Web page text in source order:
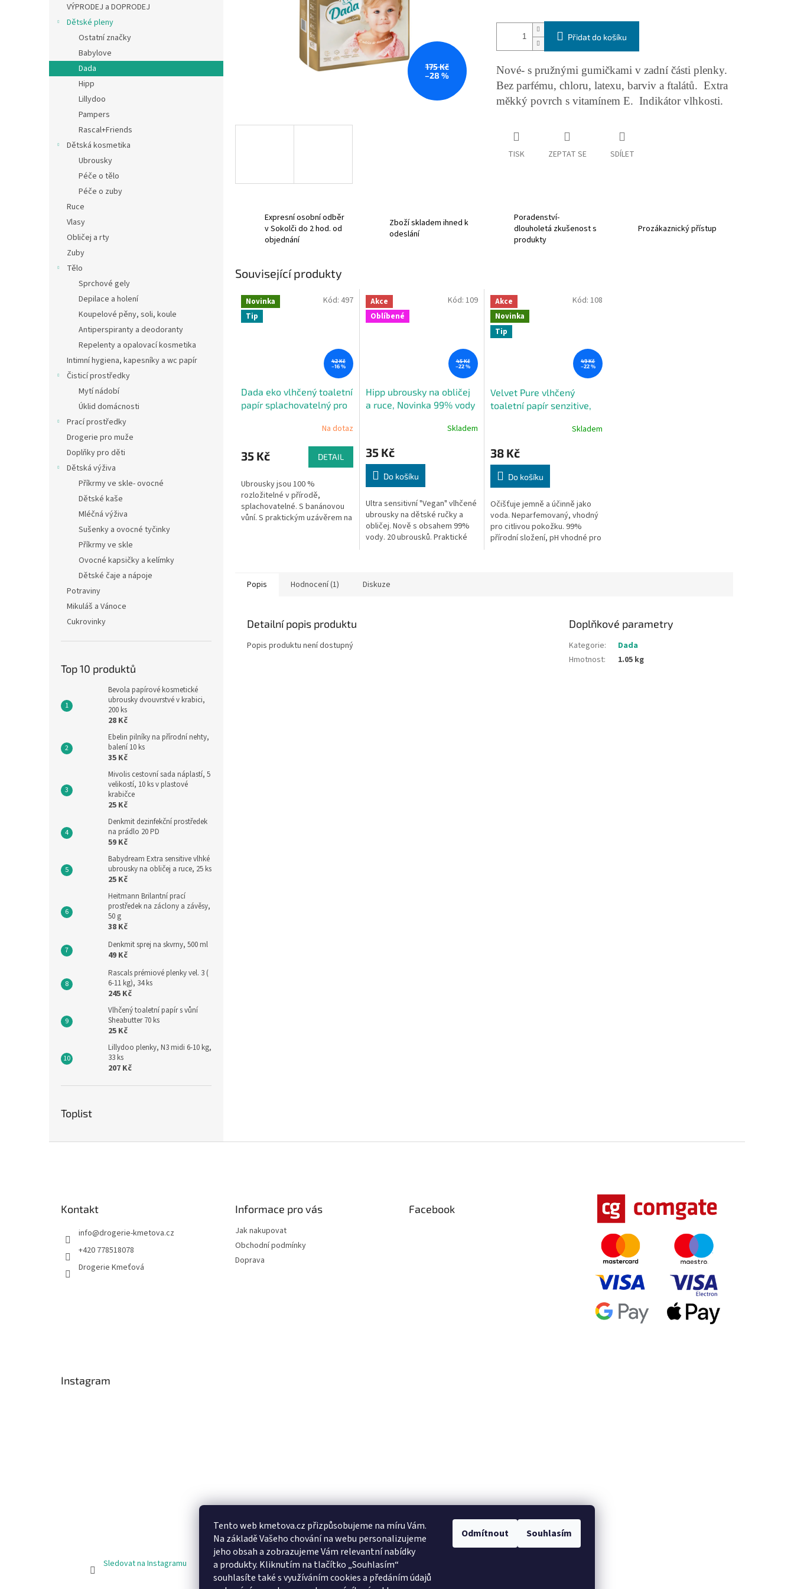
Tento web kmetova.cz přizpůsobujeme na míru Vám.
Na základě Vašeho chování na webu personalizujeme
jeho obsah a zobrazujeme Vám relevantní nabídky
a produkty. Kliknutím na tlačítko „Souhlasím“
souhlasíte také s využíváním cookies a předáním údajů
Odmítnout Souhlasím
VÝPRODEJ a DOPRODEJ
Dětské pleny
Ostatní značky
Babylove
Dada
Hipp
Lillydoo
Pampers
Rascal+Friends
Dětská kosmetika
Ubrousky
Péče o tělo
Péče o zuby
Ruce
Vlasy
Obličej a rty
Zuby
Tělo
Sprchové gely
Depilace a holení
Koupelové pěny, soli, koule
Antiperspiranty a deodoranty
Repelenty a opalovací kosmetika
Intimní hygiena, kapesníky a wc papír
Čisticí prostředky
Mytí nádobí
Úklid domácnosti
Prací prostředky
Drogerie pro muže
Doplňky pro děti
Dětská výživa
Příkrmy ve skle- ovocné
Dětské kaše
Mléčná výživa
Sušenky a ovocné tyčinky
Příkrmy ve skle
Ovocné kapsičky a kelímky
Dětské čaje a nápoje
Potraviny
Mikuláš a Vánoce
Cukrovinky
Top 10 produktů
Bevola papírové kosmetické
ubrousky dvouvrstvé v krabici,
200 ks
28 Kč
Ebelin pilníky na přírodní nehty,
balení 10 ks
35 Kč
Mivolis cestovní sada náplastí, 5
velikostí, 10 ks v plastové
krabičce
25 Kč
Denkmit dezinfekční prostředek
na prádlo 20 PD
59 Kč
Babydream Extra sensitive vlhké
ubrousky na obličej a ruce, 25 ks
25 Kč
Heitmann Brilantní prací
prostředek na záclony a závěsy,
50 g
38 Kč
Denkmit sprej na skvrny, 500 ml
49 Kč
Rascals prémiové plenky vel. 3 (
6-11 kg), 34 ks
245 Kč
Vlhčený toaletní papír s vůní
Sheabutter 70 ks
25 Kč
Lillydoo plenky, N3 midi 6-10 kg,
33 ks
207 Kč
Toplist
175 Kč
–28 %
Přidat do košíku
Nové- s pružnými gumičkami v zadní části plenky.
Bez parfému, chloru, latexu, barviv a ftalátů. Extra
měkký povrch s vitamínem E. Indikátor vlhkosti.
TISK ZEPTAT SE SDÍLET
Expresní osobní odběr
v Sokolči do 2 hod. od
objednání
Zboží skladem ihned k
odeslání
Poradenství-
dlouholetá zkušenost s
produkty
Prozákaznický přístup
Související produkty
Novinka
Tip
42 Kč
–16 %
Dada eko vlhčený toaletní
papír splachovatelný pro
Na dotaz
35 Kč DETAIL
Ubrousky jsou 100 %
rozložitelné v přírodě,
splachovatelné. S banánovou
vůní. S praktickým uzávěrem na
Kód: 497
Akce
Oblíbené
45 Kč
–22 %
Hipp ubrousky na obličej
a ruce, Novinka 99% vody
Skladem
35 Kč
Do košíku
Ultra sensitivní "Vegan" vlhčené
ubrousky na dětské ručky a
obličej. Nově s obsahem 99%
vody. 20 ubrousků. Praktické
Kód: 109
Akce
Novinka
Tip
49 Kč
–22 %
Velvet Pure vlhčený
toaletní papír senzitive,
Skladem
38 Kč
Do košíku
Očišťuje jemně a účinně jako
voda. Neparfemovaný, vhodný
pro citlivou pokožku. 99%
přírodní složení, pH vhodné pro
Kód:108
Popis Hodnocení (1) Diskuze
Detailní popis produktu
Popis produktu není dostupný
Doplňkové parametry
Kategorie:
Dada
Hmotnost: 1.05 kg
Kontakt
info@drogerie-kmetova.cz
+420 778518078
Drogerie Kmeťová
Informace pro vás
Jak nakupovat
Obchodní podmínky
Doprava
Facebook
Instagram
Sledovat na Instagramu